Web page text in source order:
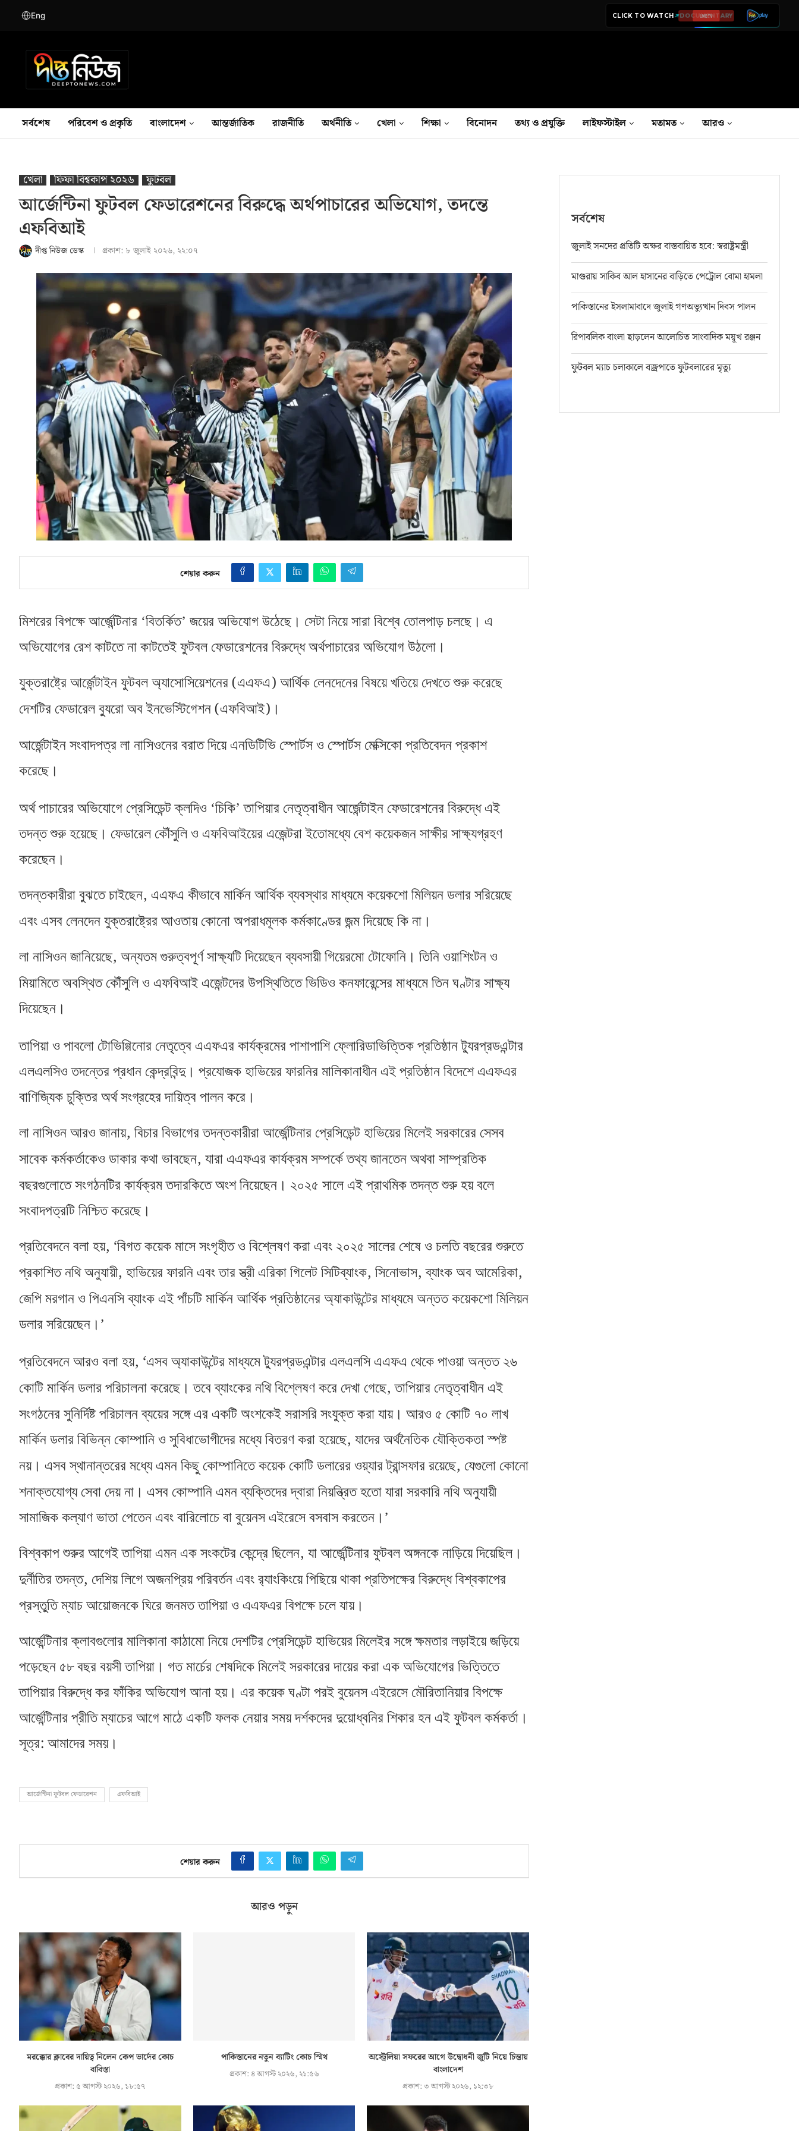
Eng CLICK TO WATCH LIVE TV
সর্বশেষ পরিবেশ ও প্রকৃতি বাংলাদেশ আন্তর্জাতিক রাজনীতি অর্থনীতি খেলা শিক্ষা বিনোদন তথ‍্য ও প্রযুক্তি লাইফস্টাইল মতামত আরও
খেলা ফিফা বিশ্বকাপ ২০২৬ ফুটবল
আর্জেন্টিনা ফুটবল ফেডারেশনের বিরুদ্ধে অর্থপাচারের অভিযোগ, তদন্তে
এফবিআই
দীপ্ত নিউজ ডেস্ক প্রকাশ: ৮ জুলাই ২০২৬, ২২:০৭
শেয়ার করুন
মিশরের বিপক্ষে আর্জেন্টিনার ‘বিতর্কিত’ জয়ের অভিযোগ উঠেছে। সেটা নিয়ে সারা বিশ্বে তোলপাড় চলছে। এ
অভিযোগের রেশ কাটতে না কাটতেই ফুটবল ফেডারেশনের বিরুদ্ধে অর্থপাচারের অভিযোগ উঠলো।
যুক্তরাষ্ট্রে আর্জেন্টাইন ফুটবল অ্যাসোসিয়েশনের (এএফএ) আর্থিক লেনদেনের বিষয়ে খতিয়ে দেখতে শুরু করেছে
দেশটির ফেডারেল ব্যুরো অব ইনভেস্টিগেশন (এফবিআই) ।
আর্জেন্টাইন সংবাদপত্র লা নাসিওনের বরাত দিয়ে এনডিটিভি স্পোর্টস ও স্পোর্টস মেক্সিকো প্রতিবেদন প্রকাশ
করেছে।
অর্থ পাচারের অভিযোগে প্রেসিডেন্ট ক্লদিও ‘চিকি’ তাপিয়ার নেতৃত্বাধীন আর্জেন্টাইন ফেডারেশনের বিরুদ্ধে এই
তদন্ত শুরু হয়েছে। ফেডারেল কৌঁসুলি ও এফবিআইয়ের এজেন্টরা ইতোমধ্যে বেশ কয়েকজন সাক্ষীর সাক্ষ্যগ্রহণ
করেছেন।
তদন্তকারীরা বুঝতে চাইছেন, এএফএ কীভাবে মার্কিন আর্থিক ব্যবস্থার মাধ্যমে কয়েকশো মিলিয়ন ডলার সরিয়েছে
এবং এসব লেনদেন যুক্তরাষ্ট্রের আওতায় কোনো অপরাধমূলক কর্মকাণ্ডের জন্ম দিয়েছে কি না।
লা নাসিওন জানিয়েছে, অন্যতম গুরুত্বপূর্ণ সাক্ষ্যটি দিয়েছেন ব্যবসায়ী গিয়েরমো টোফোনি। তিনি ওয়াশিংটন ও
মিয়ামিতে অবস্থিত কৌঁসুলি ও এফবিআই এজেন্টদের উপস্থিতিতে ভিডিও কনফারেন্সের মাধ্যমে তিন ঘণ্টার সাক্ষ্য
দিয়েছেন।
তাপিয়া ও পাবলো টোভিগ্গিনোর নেতৃত্বে এএফএর কার্যক্রমের পাশাপাশি ফ্লোরিডাভিত্তিক প্রতিষ্ঠান ট্যুরপ্রডএন্টার
এলএলসিও তদন্তের প্রধান কেন্দ্রবিন্দু। প্রযোজক হাভিয়ের ফারনির মালিকানাধীন এই প্রতিষ্ঠান বিদেশে এএফএর
বাণিজ্যিক চুক্তির অর্থ সংগ্রহের দায়িত্ব পালন করে।
লা নাসিওন আরও জানায়, বিচার বিভাগের তদন্তকারীরা আর্জেন্টিনার প্রেসিডেন্ট হাভিয়ের মিলেই সরকারের সেসব
সাবেক কর্মকর্তাকেও ডাকার কথা ভাবছেন, যারা এএফএর কার্যক্রম সম্পর্কে তথ্য জানতেন অথবা সাম্প্রতিক
বছরগুলোতে সংগঠনটির কার্যক্রম তদারকিতে অংশ নিয়েছেন। ২০২৫ সালে এই প্রাথমিক তদন্ত শুরু হয় বলে
সংবাদপত্রটি নিশ্চিত করেছে।
প্রতিবেদনে বলা হয়, ‘বিগত কয়েক মাসে সংগৃহীত ও বিশ্লেষণ করা এবং ২০২৫ সালের শেষে ও চলতি বছরের শুরুতে
প্রকাশিত নথি অনুযায়ী, হাভিয়ের ফারনি এবং তার স্ত্রী এরিকা গিলেট সিটিব্যাংক, সিনোভাস,ব্যাংক অব আমেরিকা,
জেপি মরগান ও পিএনসি ব্যাংক এই পাঁচটি মার্কিন আর্থিক প্রতিষ্ঠানের অ্যাকাউন্টের মাধ্যমে অন্তত কয়েকশো মিলিয়ন
ডলার সরিয়েছেন।’
প্রতিবেদনে আরও বলা হয়, ‘এসব অ্যাকাউন্টের মাধ্যমে ট্যুরপ্রডএন্টার এলএলসি এএফএ থেকে পাওয়া অন্তত ২৬
কোটি মার্কিন ডলার পরিচালনা করেছে। তবে ব্যাংকের নথি বিশ্লেষণ করে দেখা গেছে,তাপিয়ার নেতৃত্বাধীন এই
সংগঠনের সুনির্দিষ্ট পরিচালন ব্যয়ের সঙ্গে এর একটি অংশকেই সরাসরি সংযুক্ত করা যায়। আরও ৫ কোটি ৭০ লাখ
মার্কিন ডলার বিভিন্ন কোম্পানি ও সুবিধাভোগীদের মধ্যে বিতরণ করা হয়েছে, যাদের অর্থনৈতিক যৌক্তিকতা স্পষ্ট
নয়। এসব স্থানান্তরের মধ্যে এমন কিছু কোম্পানিতে কয়েক কোটি ডলারের ওয়্যার ট্রান্সফার রয়েছে, যেগুলো কোনো
শনাক্তযোগ্য সেবা দেয় না। এসব কোম্পানি এমন ব্যক্তিদের দ্বারা নিয়ন্ত্রিত হতো যারা সরকারি নথি অনুযায়ী
সামাজিক কল্যাণ ভাতা পেতেন এবং বারিলোচে বা বুয়েনস এইরেসে বসবাস করতেন।’
বিশ্বকাপ শুরুর আগেই তাপিয়া এমন এক সংকটের কেন্দ্রে ছিলেন, যা আর্জেন্টিনার ফুটবল অঙ্গনকে নাড়িয়ে দিয়েছিল।
দুর্নীতির তদন্ত, দেশিয় লিগে অজনপ্রিয় পরিবর্তন এবং র‍্যাংকিংয়ে পিছিয়ে থাকা প্রতিপক্ষের বিরুদ্ধে বিশ্বকাপের
প্রস্তুতি ম্যাচ আয়োজনকে ঘিরে জনমত তাপিয়া ও এএফএর বিপক্ষে চলে যায়।
আর্জেন্টিনার ক্লাবগুলোর মালিকানা কাঠামো নিয়ে দেশটির প্রেসিডেন্ট হাভিয়ের মিলেইর সঙ্গে ক্ষমতার লড়াইয়ে জড়িয়ে
পড়েছেন ৫৮ বছর বয়সী তাপিয়া। গত মার্চের শেষদিকে মিলেই সরকারের দায়ের করা এক অভিযোগের ভিত্তিতে
তাপিয়ার বিরুদ্ধে কর ফাঁকির অভিযোগ আনা হয়। এর কয়েক ঘণ্টা পরই বুয়েনস এইরেসে মৌরিতানিয়ার বিপক্ষে
আর্জেন্টিনার প্রীতি ম্যাচের আগে মাঠে একটি ফলক নেয়ার সময় দর্শকদের দুয়োধ্বনির শিকার হন এই ফুটবল কর্মকর্তা।
সূত্র: আমাদের সময়।
আর্জেন্টিনা ফুটবল ফেডারেশন এফবিআই
শেয়ার করুন
আরও পড়ুন
মরক্কোর ক্লাবের দায়িত্ব নিলেন কেপ ভার্দের কোচ
বাবিস্তা
প্রকাশ: ৫ আগস্ট ২০২৬, ১৮:৫৭
পাকিস্তানের নতুন ব্যাটিং কোচ স্মিথ
প্রকাশ: ৪ আগস্ট ২০২৬, ২১:৫৬
অস্ট্রেলিয়া সফরের আগে উদ্বোধনী জুটি নিয়ে চিন্তায়
বাংলাদেশ
প্রকাশ:৩ আগস্ট ২০২৬, ১২:৩৮
সর্বশেষ
জুলাই সনদের প্রতিটি অক্ষর বাস্তবায়িত হবে: স্বরাষ্ট্রমন্ত্রী
মাগুরায় সাকিব আল হাসানের বাড়িতে পেট্রোল বোমা হামলা
পাকিস্তানের ইসলামাবাদে জুলাই গণঅভ্যুত্থান দিবস পালন
রিপাবলিক বাংলা ছাড়লেন আলোচিত সাংবাদিক ময়ূখ রঞ্জন
ফুটবল ম্যাচ চলাকালে বজ্রপাতে ফুটবলারের মৃত্যু